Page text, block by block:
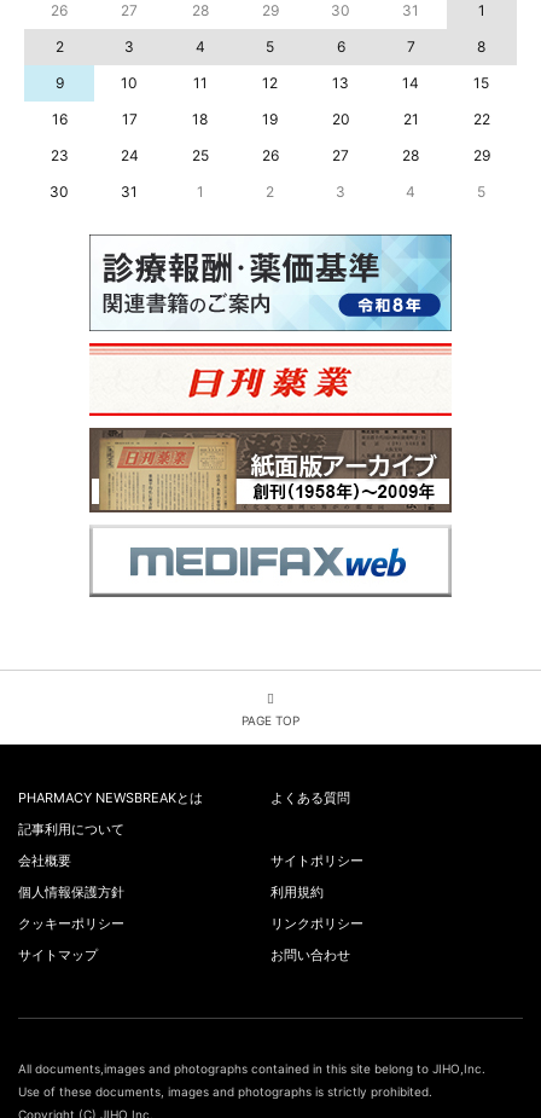
26 27 28 29 30 31
1
2
3 4 5 6 7
8
9
10 11 12 13 14
15
16
17 18 19 20 21
22
23
24 25 26 27 28
29
30
31 1 2 3 4 5
PAGE TOP
PHARMACY NEWSBREAKとは
よくある質問
記事利用について
会社概要
サイトポリシー
個人情報保護方針
利用規約
クッキーポリシー
リンクポリシー
サイトマップ
お問い合わせ
All documents,images and photographs contained in this site belong to JIHO,Inc.
Use of these documents, images and photographs is strictly prohibited.
Copyright (C) JIHO,Inc.